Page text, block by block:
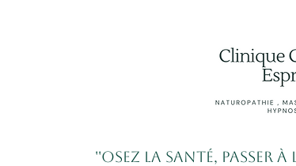
''Osez la santé, passer